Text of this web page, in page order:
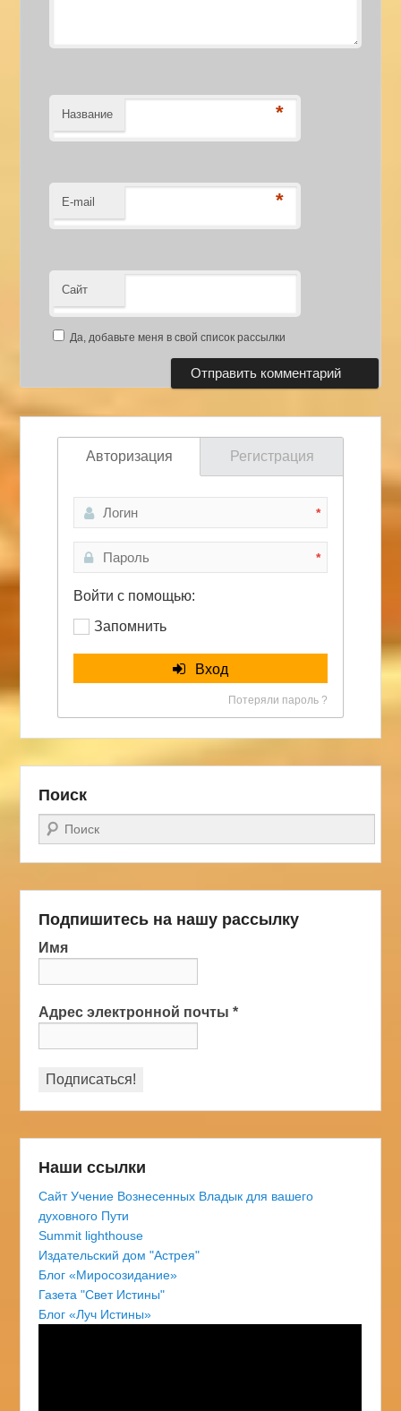
Название *
E-mail *
Сайт
Да, добавьте меня в свой список рассылки
Авторизация Регистрация
*
*
Войти с помощью:
Запомнить
Вход
Потеряли пароль ?
Поиск
Поиск
Подпишитесь на нашу рассылку
Имя
Адрес электронной почты*
Наши ссылки
Сайт Учение Вознесенных Владык для вашего
духовного Пути
Summit lighthouse
Издательский дом "Астрея"
Блог «Миросозидание»
Газета "Свет Истины"
Блог «Луч Истины»